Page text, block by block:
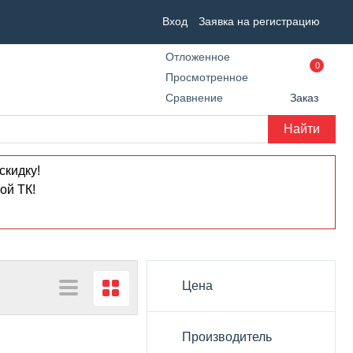
Вход Заявка на регистрацию
0
Заказ
Отложенное
Просмотренное
Сравнение
Найти
ТК!
Цена
Производитель